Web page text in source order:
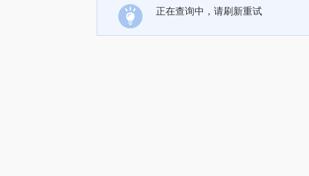
正在查询中，请刷新重试